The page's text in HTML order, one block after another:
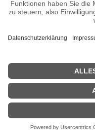
Ulf Poschardt Seiten,
n.n.v.
| Biografie